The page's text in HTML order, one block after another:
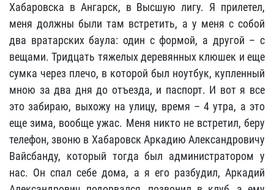
Хабаровска в Ангарск, в Высшую лигу. Я прилетел,
меня должны были там встретить, а у меня с собой
два вратарских баула: один с формой, а другой – с
вещами. Тридцать тяжелых деревянных клюшек и еще
сумка через плечо, в которой был ноутбук, купленный
мною за два дня до отъезда, и паспорт. И вот я все
это забираю, выхожу на улицу, время – 4 утра, а это
еще зима, вообще ужас. Меня никто не встретил, беру
телефон, звоню в Хабаровск Аркадию Александровичу
Вайсбанду, который тогда был администратором у
нас. Он спал себе дома, а я его разбудил, Аркадий